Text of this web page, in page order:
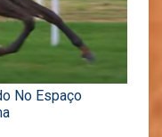
No Espaço